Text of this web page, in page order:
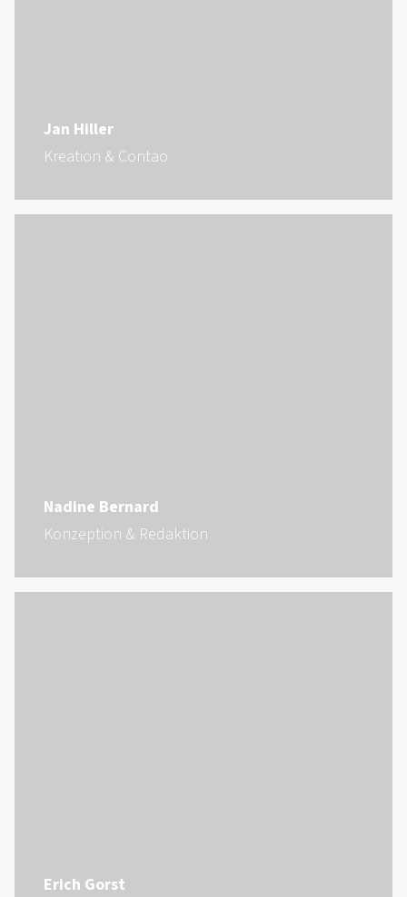
Jan Hiller
Kreation & Contao
Nadine Bernard
Konzeption & Redaktion
Erich Gorst